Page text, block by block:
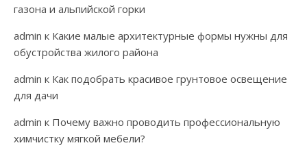
газона и альпийской горки
admin к Какие малые архитектурные формы нужны для
обустройства жилого района
admin к Как подобрать красивое грунтовое освещение
для дачи
admin к Почему важно проводить профессиональную
химчистку мягкой мебели?